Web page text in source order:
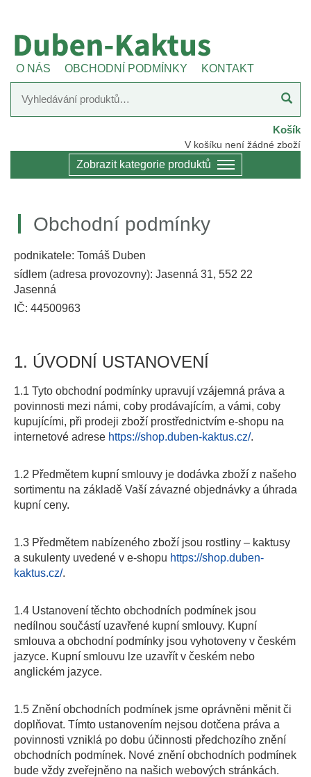
O NÁS OBCHODNÍ PODMÍNKY KONTAKT
Košík
V košíku není žádné zboží
Zobrazit kategorie produktů
Obchodní podmínky
podnikatele: Tomáš Duben
sídlem (adresa provozovny): Jasenná 31, 552 22
Jasenná
IČ: 44500963
1. ÚVODNÍ USTANOVENÍ
1.1 Tyto obchodní podmínky upravují vzájemná práva a
povinnosti mezi námi, coby prodávajícím, a vámi, coby
kupujícími, při prodeji zboží prostřednictvím e-shopu na
internetové adrese https://shop.duben-kaktus.cz/.
1.2 Předmětem kupní smlouvy je dodávka zboží z našeho
sortimentu na základě Vaší závazné objednávky a úhrada
kupní ceny.
1.3 Předmětem nabízeného zboží jsou rostliny – kaktusy
a sukulenty uvedené v e-shopu https://shop.duben-
kaktus.cz/.
1.4 Ustanovení těchto obchodních podmínek jsou
nedílnou součástí uzavřené kupní smlouvy. Kupní
smlouva a obchodní podmínky jsou vyhotoveny v českém
jazyce. Kupní smlouvu lze uzavřít v českém nebo
anglickém jazyce.
1.5 Znění obchodních podmínek jsme oprávněni měnit či
doplňovat. Tímto ustanovením nejsou dotčena práva a
povinnosti vzniklá po dobu účinnosti předchozího znění
obchodních podmínek. Nové znění obchodních podmínek
bude vždy zveřejněno na našich webových stránkách.